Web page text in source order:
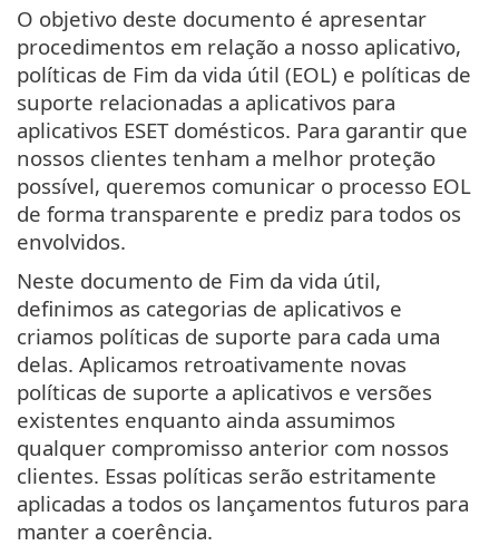
O objetivo deste documento é apresentar
procedimentos em relação a nosso aplicativo,
políticas de Fim da vida útil (EOL) e políticas de
suporte relacionadas a aplicativos para
aplicativos ESET domésticos. Para garantir que
nossos clientes tenham a melhor proteção
possível, queremos comunicar o processo EOL
de forma transparente e prediz para todos os
envolvidos.
Neste documento de Fim da vida útil,
definimos as categorias de aplicativos e
criamos políticas de suporte para cada uma
delas. Aplicamos retroativamente novas
políticas de suporte a aplicativos e versões
existentes enquanto ainda assumimos
qualquer compromisso anterior com nossos
clientes. Essas políticas serão estritamente
aplicadas a todos os lançamentos futuros para
manter a coerência.